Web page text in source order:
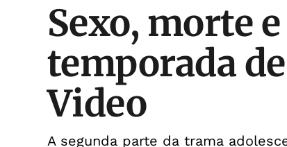
Sexo, morte
temporada
Video
A segunda parte da trama